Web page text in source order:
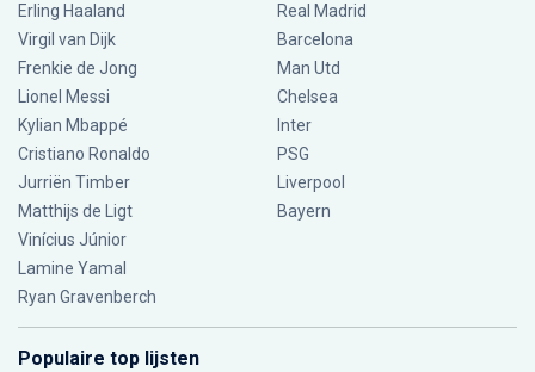
Erling Haaland
Virgil van Dijk
Frenkie de Jong
Lionel Messi
Kylian Mbappé
Cristiano Ronaldo
Jurriën Timber
Matthijs de Ligt
Vinícius Júnior
Lamine Yamal
Ryan Gravenberch
Real Madrid
Barcelona
Man Utd
Chelsea
Inter
PSG
Liverpool
Bayern
Populaire top lijsten